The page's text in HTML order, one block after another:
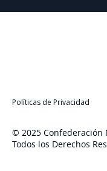
Políticas de Privacidad
© 2025 Confederación
Todos los Derechos